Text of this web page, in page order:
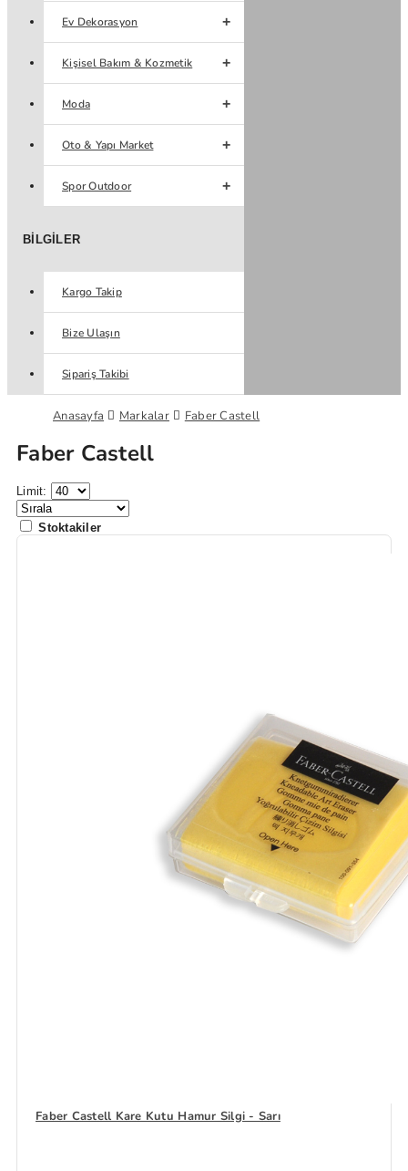
Ev Dekorasyon
Kişisel Bakım & Kozmetik
Moda
Oto & Yapı Market
Spor Outdoor
BILGILER
Kargo Takip
Bize Ulaşın
Sipariş Takibi
Anasayfa Markalar Faber Castell
Faber Castell
Limit:
Stoktakiler
Faber Castell Kare Kutu Hamur Silgi - Sarı